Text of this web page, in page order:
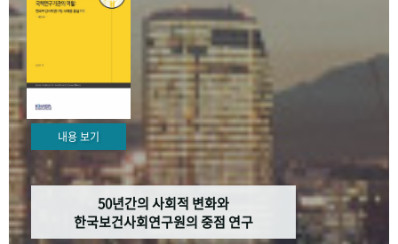
VR 역사관
내용 보기
50년간의 사회적 변화와
한국보건사회연구원의 중점 연구